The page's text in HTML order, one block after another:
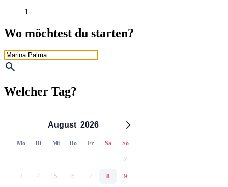
1
Wo möchtest du starten?
Welcher Tag?
August 2026
Mo Di Mi Do Fr Sa So
1 2
3 4 5 6 7 8 9